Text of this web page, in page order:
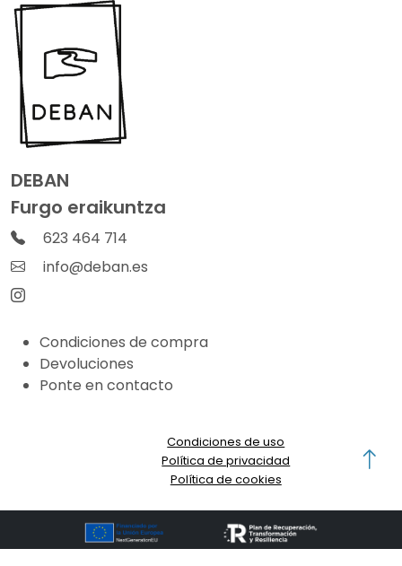
DEBAN
Furgo eraikuntza
623 464 714
info@deban.es
Condiciones de compra
Devoluciones
Ponte en contacto
Condiciones de uso
Política de privacidad
Política de cookies